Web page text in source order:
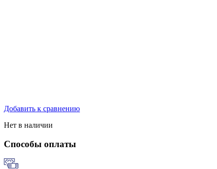
Добавить к сравнению
Нет в наличии
Способы оплаты